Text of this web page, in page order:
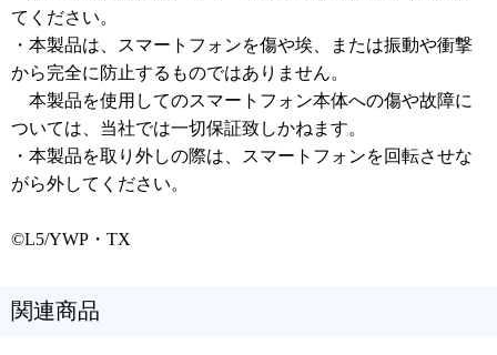
てください。
・本製品は、スマートフォンを傷や埃、または振動や衝撃
から完全に防止するものではありません。
本製品を使用してのスマートフォン本体への傷や故障に
ついては、当社では一切保証致しかねます。
・本製品を取り外しの際は、スマートフォンを回転させな
がら外してください。
©L5/YWP・TX
関連商品